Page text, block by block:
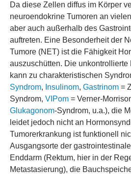
Da diese Zellen diffus im Körper
neuroendokrine Tumoren an
aber auch außerhalb des
auftreten. Eine Besonderheit der
Tumore (NET) ist die Fähigkeit
auszuschütten. Die unkontrollierte
kann zu charakteristischen
Syndrom, Insulinom, Gastrinom =
Syndrom, VIPom = Verner-
Glukagonom-Syndrom, u.a.), die
leidet jedoch nicht an
Tumorerkrankung ist funktionell
Ausgangsorte der
Enddarm (Rektum, hier in der
Metastasierung), die